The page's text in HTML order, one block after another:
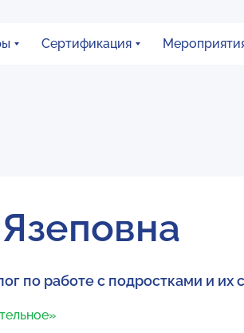
Сертификация
по работе с подростками и их